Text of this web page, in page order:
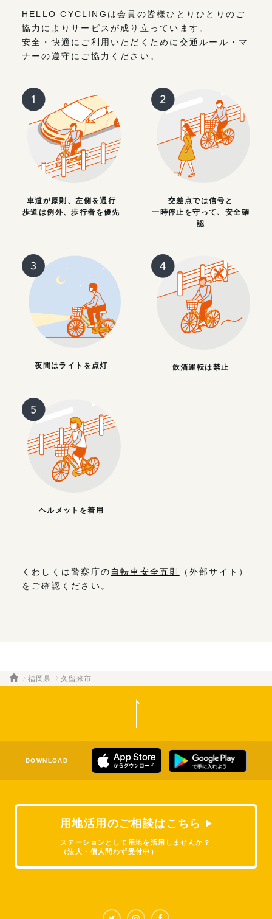
HELLO CYCLINGは会員の皆様ひとりひとりのご
協力によりサービスが成り立っています。
安全・快適にご利用いただくために交通ルール・マ
ナーの遵守にご協力ください。
車道が原則、左側を通行
歩道は例外、歩行者を優先
交差点では信号と
一時停止を守って、安全確
認
夜間はライトを点灯 飲酒運転は禁止
ヘルメットを着用
くわしくは警察庁の 自転車安全五則
（外部サイト）
をご確認ください。
福岡県 久留米市
用地活用のご相談はこちら
ステーションとして用地を活用しませんか？
（法人・個人問わず受付中）
DOWNLOAD